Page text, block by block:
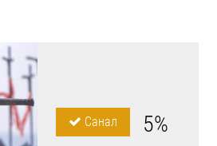
Санал 5%